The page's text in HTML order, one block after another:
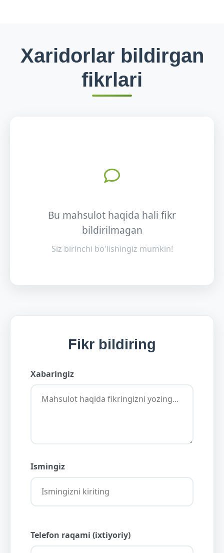
Xaridorlar bildirgan
fikrlari
Bu mahsulot haqida hali fikr
bildirilmagan
Siz birinchi bo'lishingiz mumkin!
Fikr bildiring
Xabaringiz
Ismingiz
Telefon raqami (ixtiyoriy)